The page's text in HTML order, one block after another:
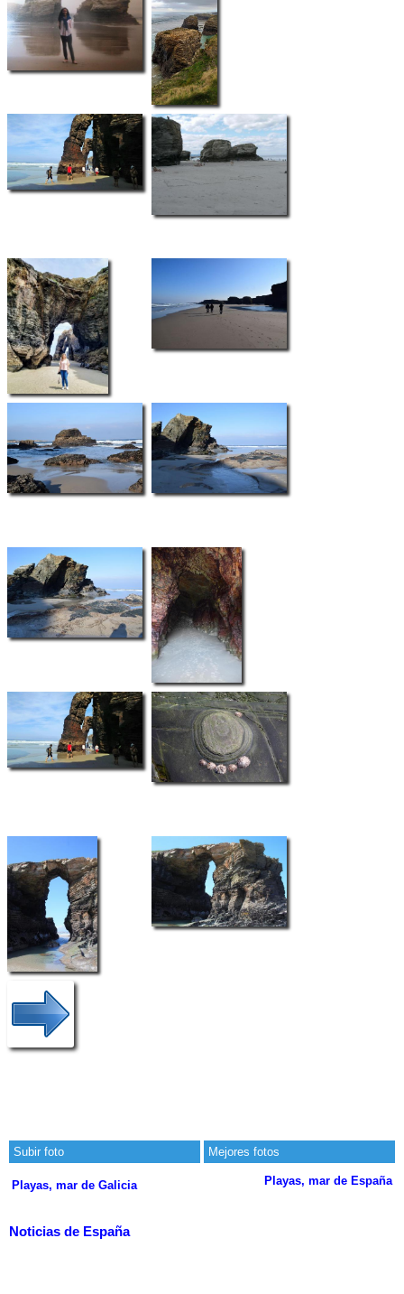
Subir foto Mejores fotos
Playas, mar de Galicia Playas, mar de España
Noticias de España